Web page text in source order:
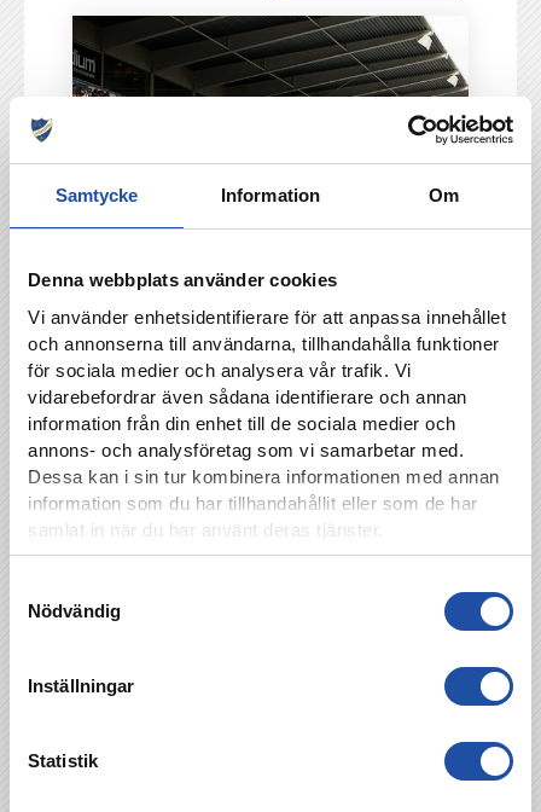
Samtycke Information Om
Denna webbplats använder cookies
Vi använder enhetsidentifierare för att anpassa innehållet
och annonserna till användarna, tillhandahålla funktioner
för sociala medier och analysera vår trafik. Vi
vidarebefordrar även sådana identifierare och annan
information från din enhet till de sociala medier och
annons- och analysföretag som vi samarbetar med.
Dessa kan i sin tur kombinera informationen med annan
information som du har tillhandahållit eller som de har
samlat in när du har använt deras tjänster.
Nödvändig
Inställningar
Statistik